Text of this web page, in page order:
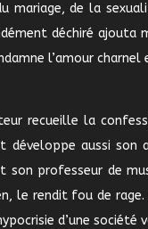
mariage, de la
déchiré
l’amour
recueille la
développe aussi son
son professeur de
le rendit fou de
d’une société